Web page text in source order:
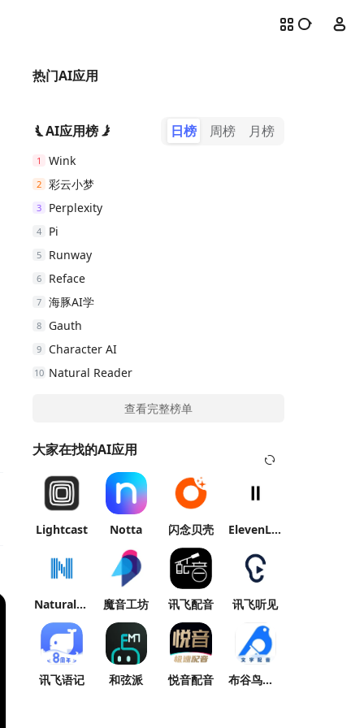
热门AI应用
AI应用榜 日榜 周榜 月榜
1 Wink
2 彩云小梦
3 Perplexity
4 Pi
5 Runway
6 Reface
7 海豚AI学
8 Gauth
9 Character AI
10 Natural Reader
查看完整榜单
大家在找的AI应用
Lightcast Notta 闪念贝壳 ElevenLabs Reader
Natural Reader 魔音工坊 讯飞配音 讯飞听见
讯飞语记 和弦派 悦音配音 布谷鸟配音